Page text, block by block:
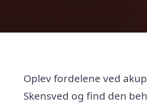
Oplev fordelene ved
Skensved og find den